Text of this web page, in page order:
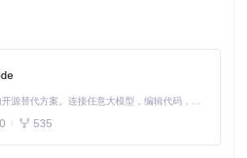
模式，可高效处理大规模数据集。
环境，易于与其他深度学习框架配合使
是研究者还是开发人员，mAP库都是您评估
的理想选择。立即尝试使用，让您的模型评
效和精确！
Claude Code 的开源替代方案。连接任意大模型，编辑代码，运行命令，自动验证 — 全自动执行。用 Rust 构建，极致性能。 ｜ An open-source alternative to Claude Code. Connect any LLM, edit code, run commands, and verify changes — autonomously. Built in Rust for speed. Get Started
0 535